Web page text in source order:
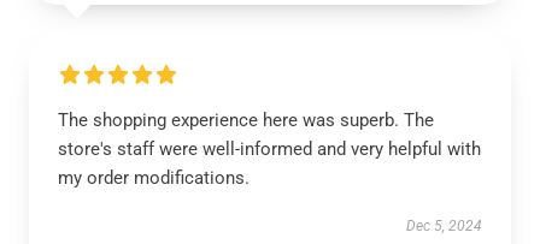
The shopping experience here was superb. The
store's staff were well-informed and very helpful with
my order modifications.
Dec 5, 2024